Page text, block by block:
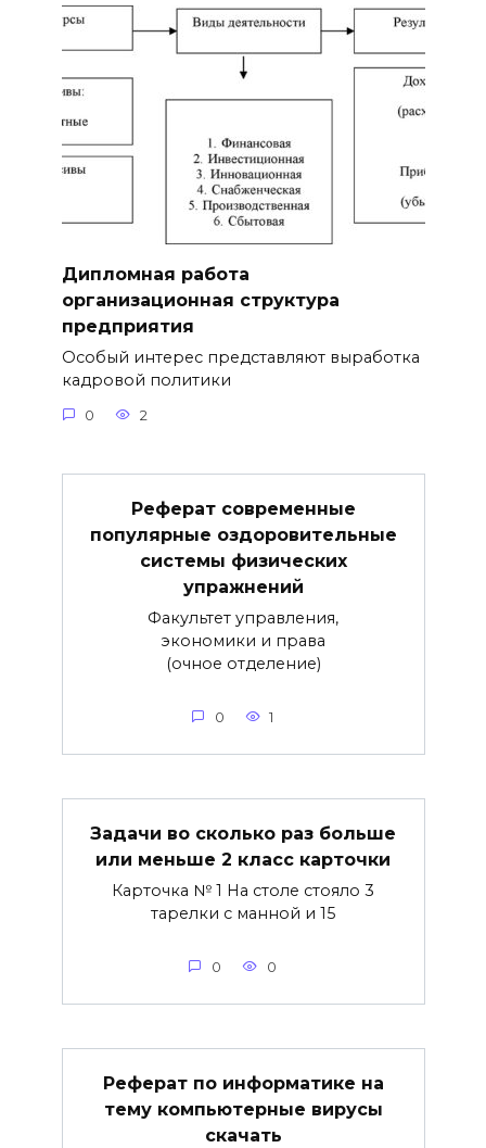
Дипломная работа
организационная структура
предприятия
Особый интерес представляют выработка
кадровой политики
0 2
Реферат современные
популярные оздоровительные
системы физических
упражнений
Факультет управления,
экономики и права
(очное отделение)
0 1
Задачи во сколько раз больше
или меньше 2 класс карточки
Карточка № 1 На столе стояло 3
тарелки с манной и 15
0 0
Реферат по информатике на
тему компьютерные вирусы
скачать